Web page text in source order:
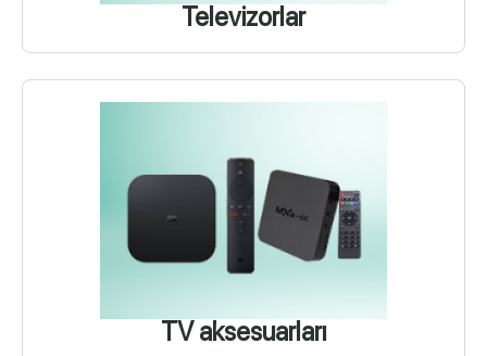
Televizorlar
TV aksesuarları